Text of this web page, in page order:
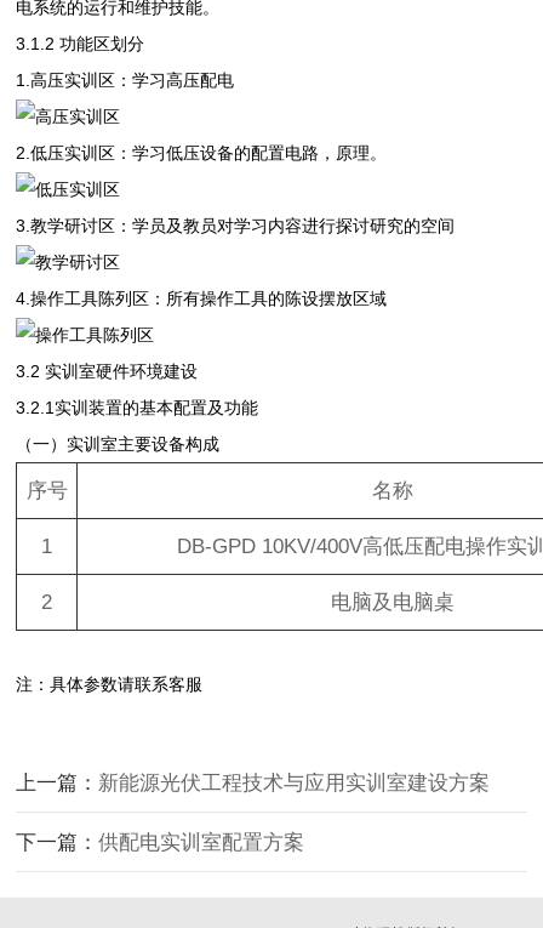
电系统的运行和维护技能。
3.1.2 功能区划分
1.高压实训区：学习高压配电
2.低压实训区：学习低压设备的配置电路，原理。
3.教学研讨区：学员及教员对学习内容进行探讨研究的空间
4.操作工具陈列区：所有操作工具的陈设摆放区域
3.2 实训室硬件环境建设
3.2.1实训装置的基本配置及功能
（一）实训室主要设备构成
序号 名称
1 DB-GPD 10KV/400V高低压配电操作实
2 电脑及电脑桌
注：具体参数请联系客服
上一篇： 新能源光伏工程技术与应用实训室建设方案
下一篇：供配电实训室配置方案